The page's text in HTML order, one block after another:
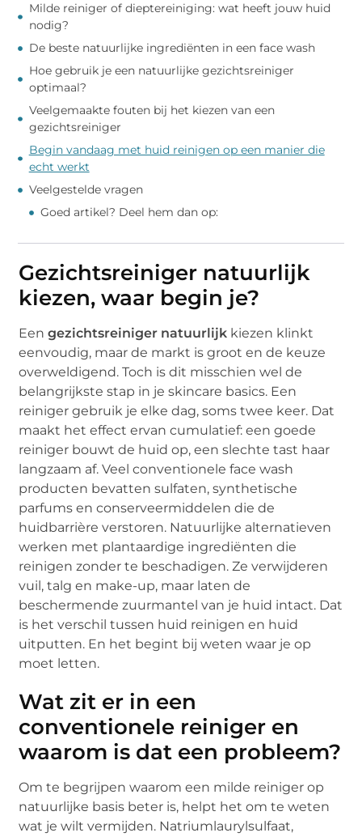
Milde reiniger of dieptereiniging: wat heeft jouw huid
nodig?
De beste natuurlijke ingrediënten in een face wash
Hoe gebruik je een natuurlijke gezichtsreiniger
optimaal?
Veelgemaakte fouten bij het kiezen van een
gezichtsreiniger
Begin vandaag met huid reinigen op een manier die
echt werkt
Veelgestelde vragen
Goed artikel? Deel hem dan op:
Gezichtsreiniger natuurlijk
kiezen, waar begin je?
Eengezichtsreiniger natuurlijk kiezen klinkt
eenvoudig, maar de markt is groot en de keuze
overweldigend. Toch is dit misschien wel de
belangrijkste stap in je skincare basics. Een
reiniger gebruik je elke dag, soms twee keer. Dat
maakt het effect ervan cumulatief: een goede
reiniger bouwt de huid op, een slechte tast haar
langzaam af. Veel conventionele face wash
producten bevatten sulfaten, synthetische
parfums en conserveermiddelen die de
huidbarrière verstoren. Natuurlijke alternatieven
werken met plantaardige ingrediënten die
reinigen zonder te beschadigen. Ze verwijderen
vuil, talg en make-up, maar laten de
beschermende zuurmantel van je huid intact. Dat
is het verschil tussen huid reinigen en huid
uitputten. En het begint bij weten waar je op
moet letten.
Wat zit er in een
conventionele reiniger en
waarom is dat een probleem?
Om te begrijpen waarom een milde reiniger op
natuurlijke basis beter is, helpt het om te weten
wat je wilt vermijden. Natriumlaurylsulfaat,